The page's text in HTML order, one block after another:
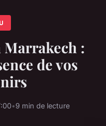
Marrakech :
de vos
•9 min de lecture